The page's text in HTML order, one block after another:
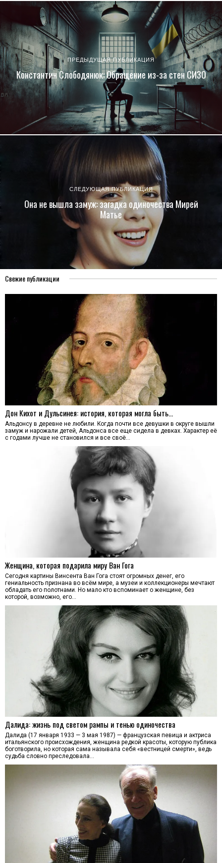
ПРЕДЫДУЩАЯ ПУБЛИКАЦИЯ
Константин Слободянюк: Обращение из-за стен СИЗО
СЛЕДУЮЩАЯ ПУБЛИКАЦИЯ
Она не вышла замуж: загадка одиночества Мирей
Матье
Свежие публикации
Дон Кихот и Дульсинея: история, которая могла быть…
Альдонсу в деревне не любили. Когда почти все девушки в округе вышли
замуж и нарожали детей, Альдонса все еще сидела в девках. Характер её
с годами лучше не становился и все своё…
Женщина, которая подарила миру Ван Гога
Сегодня картины Винсента Ван Гога стоят огромных денег, его
гениальность признана во всём мире, а музеи и коллекционеры мечтают
обладать его полотнами. Но мало кто вспоминает о женщине, без
которой, возможно, его…
Далида: жизнь под светом рампы и тенью одиночества
Далида (17 января 1933 — 3 мая 1987) — французская певица и актриса
итальянского происхождения, женщина редкой красоты, которую публика
боготворила, но которая сама называла себя «вестницей смерти», ведь
судьба словно преследовала…